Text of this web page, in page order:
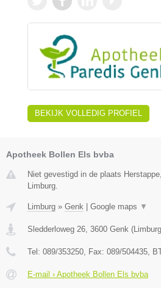
BEKIJK VOLLEDIG PROFIEL
Apotheek Bollen Els bvba
Niet gevestigd in de plaats
Limburg.
Limburg » Genk Google maps ▼
Sledderloweg 26, 3600 Genk (Limburg
Tel: 089/353250, Fax: 089/504435,
E-mail › Apotheek Bollen Els bvba